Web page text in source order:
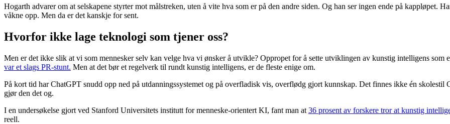
Hogarth advarer om at selskapene styrter mot målstreken, uten å vite hva som er på den andre siden. Og han ser ingen ende på kappløpet.
våkne opp. Men da er det kanskje for sent.
Hvorfor ikke lage teknologi som tjener oss?
Men er det ikke slik at vi som mennesker selv kan velge hva vi ønsker å utvikle? Oppropet for å sette utviklingen av kunstig intelligens
var et slags PR-stunt. Men at det bør et regelverk til rundt kunstig intelligens, er de fleste enige om.
På kort tid har ChatGPT snudd opp ned på utdanningssystemet og på overfladisk vis, overflødg gjort kunnskap. Det finnes ikke én skolestil
gjør den det og.
I en undersøkelse gjort ved Stanford Universitets institutt for menneske-orientert KI, fant man at 36 prosent av forskere tror at kunstig
reell.